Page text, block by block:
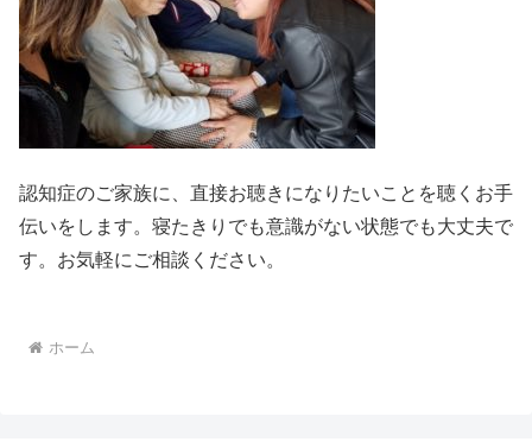
認知症のご家族に、直接お聴きになりたいことを聴くお手
伝いをします。寝たきりでも意識がない状態でも大丈夫で
す。お気軽にご相談ください。
ホーム